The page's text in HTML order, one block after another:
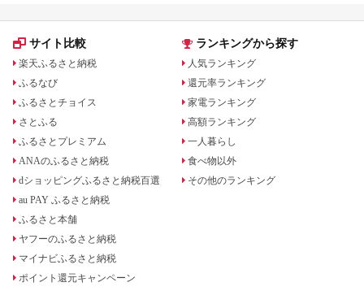
サイト比較
楽天ふるさと納税
ふるなび
ふるさとチョイス
さとふる
ふるさとプレミアム
ANAのふるさと納税
dショッピングふるさと納税百選
au PAY ふるさと納税
ふるさと本舗
ヤフーのふるさと納税
マイナビふるさと納税
ポイント還元キャンペーン
ランキングから探す
人気ランキング
還元率ランキング
家電ランキング
高額ランキング
一人暮らし
食べ物以外
その他のランキング